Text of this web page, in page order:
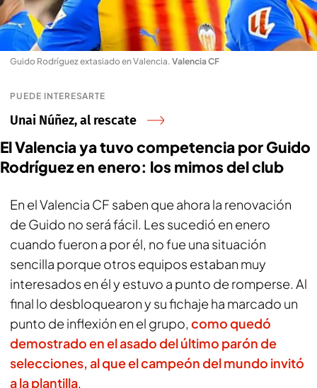
Guido Rodríguez extasiado en Valencia. Valencia CF
PUEDE INTERESARTE
Unai Núñez, al rescate
El Valencia ya tuvo competencia por Guido
Rodríguez en enero: los mimos del club
En el Valencia CF saben que ahora la renovación
de Guido no será fácil. Les sucedió en enero
cuando fueron a por él, no fue una situación
sencilla porque otros equipos estaban muy
interesados en él y estuvo a punto de romperse. Al
final lo desbloquearon y su fichaje ha marcado un
punto de inflexión en el grupo, como quedó
demostrado en el asado del último parón de
selecciones, al que el campeón del mundo invitó
a la plantilla.